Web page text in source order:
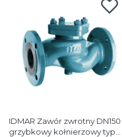
IDMAR Zawór zwrotny DN150
grzybkowy kołnierzowy typ